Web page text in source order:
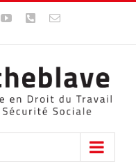
YouTubeWhatsApp
Email